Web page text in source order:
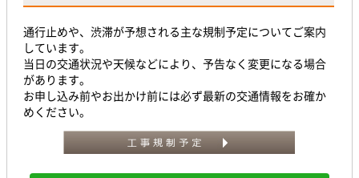
通行止めや、渋滞が予想される主な規制予定についてご案内
しています。
当日の交通状況や天候などにより、予告なく変更になる場合
があります。
お申し込み前やお出かけ前には必ず最新の交通情報をお確か
めください。